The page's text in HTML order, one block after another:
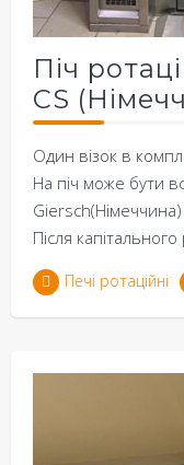
Піч
CS
Один візок в
На піч може бути
Giersch(Німеччина)
Після
Печі ротаційні